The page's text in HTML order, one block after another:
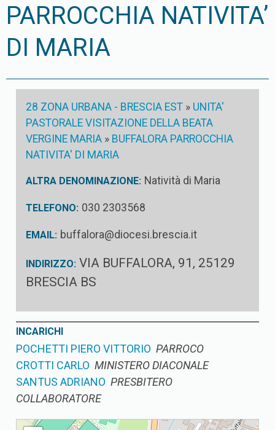
PARROCCHIA NATIVITA’
DI MARIA
28 ZONA URBANA - BRESCIA EST » UNITA'
PASTORALE VISITAZIONE DELLA BEATA
VERGINE MARIA » BUFFALORA PARROCCHIA
NATIVITA' DI MARIA
ALTRA DENOMINAZIONE: Natività di Maria
TELEFONO: 030 2303568
EMAIL: buffalora@diocesi.brescia.it
INDIRIZZO: VIA BUFFALORA, 91, 25129
BRESCIA BS
INCARICHI
POCHETTI PIERO VITTORIO PARROCO
CROTTI CARLO MINISTERO DIACONALE
SANTUS ADRIANO PRESBITERO
COLLABORATORE
BUFFALORA PARROCCHIA NATIVITA' DI MARIA